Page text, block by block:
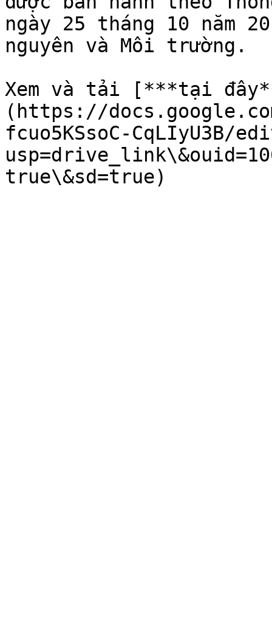
ngày 25 tháng 10 năm
nguyên và Môi trường.
Xem và tải [***tại
(https://
fcuo5KSsoC-CqLIyU3B/